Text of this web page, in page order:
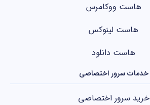
هاست ووکامرس
هاست لینوکس
هاست دانلود
خدمات سرور اختصاصی
خرید سرور اختصاصی